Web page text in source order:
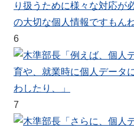
6
7